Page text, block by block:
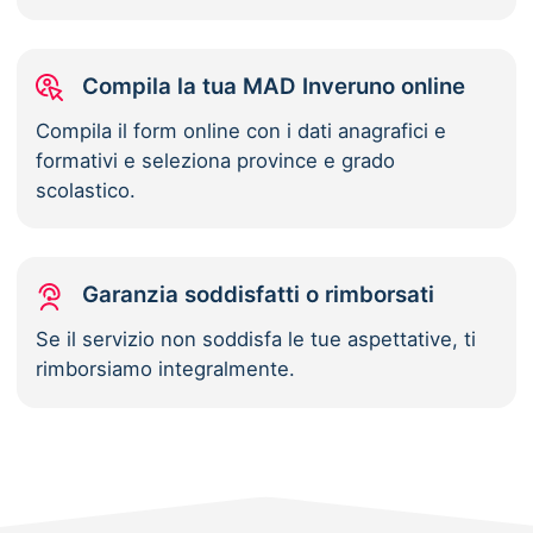
Compila la tua MAD Inveruno online
Compila il form online con i dati anagrafici e
formativi e seleziona province e grado
scolastico.
Garanzia soddisfatti o rimborsati
Se il servizio non soddisfa le tue aspettative, ti
rimborsiamo integralmente.